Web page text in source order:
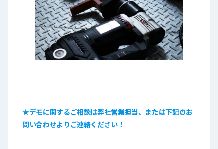
★デモに関するご相談は弊社営業担当、または下記のお
問い合わせよりご連絡ください！